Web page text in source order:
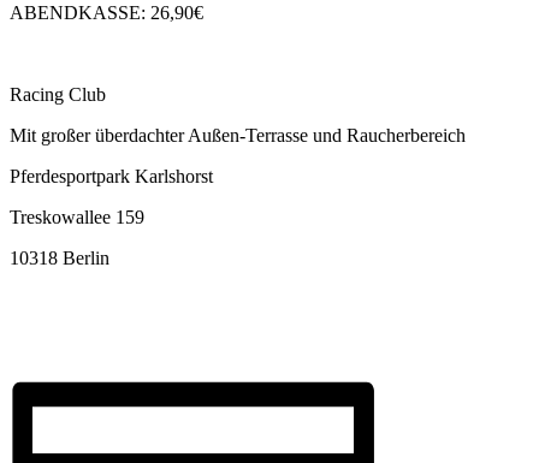
ABENDKASSE: 26,90€
Racing Club
Mit großer überdachter Außen-Terrasse und Raucherbereich
Pferdesportpark Karlshorst
Treskowallee 159
10318 Berlin